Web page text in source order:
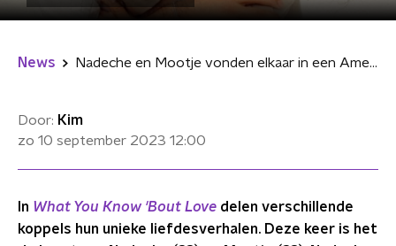
News Nadeche en Mootje vonden elkaar in een Amerikaanse club: "Na twee maanden trok hij bij me in"
Door: Kim
zo 10 september 2023 12:00
In What You Know 'Bout Love delen verschillende
koppels hun unieke liefdesverhalen. Deze keer is het